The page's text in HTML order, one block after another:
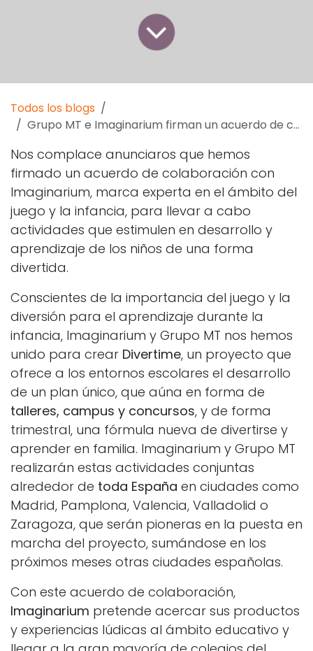
Todos los blogs
Grupo MT e Imaginarium firman un acuerdo de colaboración
Nos complace anunciaros que hemos
firmado un acuerdo de colaboración con
Imaginarium, marca experta en el ámbito del
juego y la infancia, para llevar a cabo
actividades que estimulen en desarrollo y
aprendizaje de los niños de una forma
divertida.
Conscientes de la importancia del juego y la
diversión para el aprendizaje durante la
infancia, Imaginarium y Grupo MT nos hemos
unido para crear Divertime, un proyecto que
ofrece a los entornos escolares el desarrollo
de un plan único, que aúna en forma de
talleres, campus y concursos, y de forma
trimestral, una fórmula nueva de divertirse y
aprender en familia. Imaginarium y Grupo MT
realizarán estas actividades conjuntas
alrededor de toda España en ciudades como
Madrid, Pamplona, Valencia, Valladolid o
Zaragoza, que serán pioneras en la puesta en
marcha del proyecto, sumándose en los
próximos meses otras ciudades españolas.
Con este acuerdo de colaboración,
Imaginarium pretende acercar sus productos
y experiencias lúdicas al ámbito educativo y